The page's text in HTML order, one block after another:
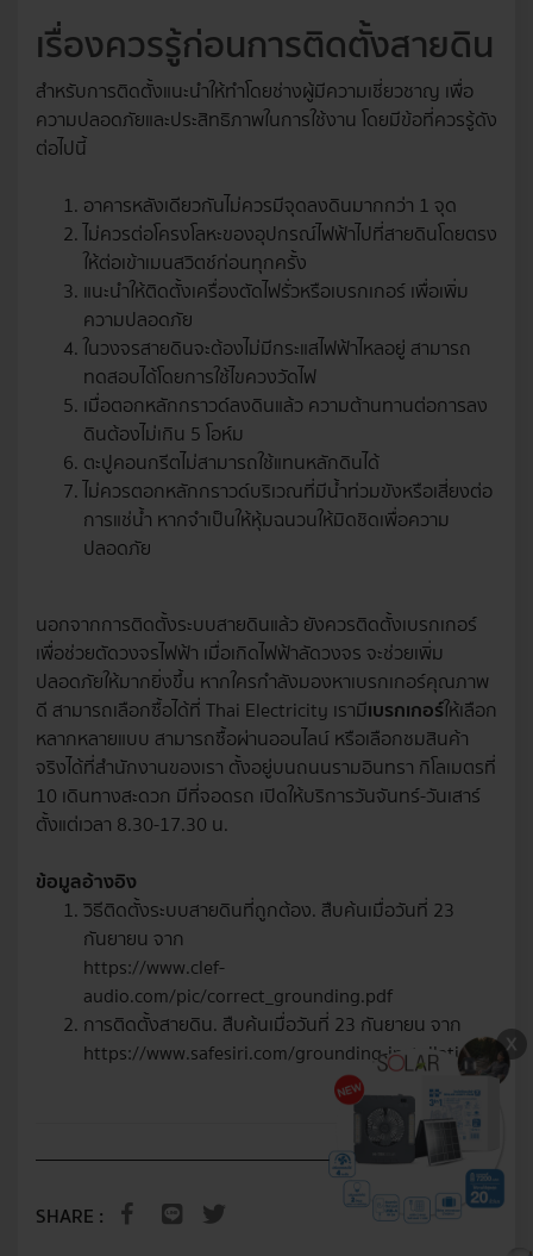
เรื่องควรรู้ก่อนการติดตั้งสายดิน
สำหรับการติดตั้งแนะนำให้ทำโดยช่างผู้มีความเชี่ยวชาญ เพื่อ
ความปลอดภัยและประสิทธิภาพในการใช้งาน โดยมีข้อที่ควรรู้ดัง
ต่อไปนี้
อาคารหลังเดียวกันไม่ควรมีจุดลงดินมากกว่า 1 จุด
ไม่ควรต่อโครงโลหะของอุปกรณ์ไฟฟ้าไปที่สายดินโดยตรง
ให้ต่อเข้าเมนสวิตช์ก่อนทุกครั้ง
แนะนำให้ติดตั้งเครื่องตัดไฟรั่วหรือเบรกเกอร์ เพื่อเพิ่ม
ความปลอดภัย
ในวงจรสายดินจะต้องไม่มีกระแสไฟฟ้าไหลอยู่ สามารถ
ทดสอบได้โดยการใช้ไขควงวัดไฟ
เมื่อตอกหลักกราวด์ลงดินแล้ว ความต้านทานต่อการลง
ดินต้องไม่เกิน 5 โอห์ม
ตะปูคอนกรีตไม่สามารถใช้แทนหลักดินได้
ไม่ควรตอกหลักกราวด์บริเวณที่มีน้ำท่วมขังหรือเสี่ยงต่อ
การแช่น้ำ หากจำเป็นให้หุ้มฉนวนให้มิดชิดเพื่อความ
ปลอดภัย
นอกจากการติดตั้งระบบสายดินแล้ว ยังควรติดตั้งเบรกเกอร์
เพื่อช่วยตัดวงจรไฟฟ้า เมื่อเกิดไฟฟ้าลัดวงจร จะช่วยเพิ่ม
ปลอดภัยให้มากยิ่งขึ้น หากใครกำลังมองหาเบรกเกอร์คุณภาพ
ดี สามารถเลือกซื้อได้ที่ Thai Electricity เรามีเบรกเกอร์ให้เลือก
หลากหลายแบบ สามารถซื้อผ่านออนไลน์ หรือเลือกชมสินค้า
จริงได้ที่สำนักงานของเรา ตั้งอยู่บนถนนรามอินทรา กิโลเมตรที่
10 เดินทางสะดวก มีที่จอดรถ เปิดให้บริการวันจันทร์-วันเสาร์
ตั้งแต่เวลา 8.30-17.30 น.
ข้อมูลอ้างอิง
วิธีติดตั้งระบบสายดินที่ถูกต้อง. สืบค้นเมื่อวันที่ 23
กันยายน จาก
https://www.clef-
audio.com/pic/correct_grounding.pdf
การติดตั้งสายดิน. สืบค้นเมื่อวันที่ 23 กันยายน จาก
https://www.safesiri.com/grounding-installation/
SHARE :